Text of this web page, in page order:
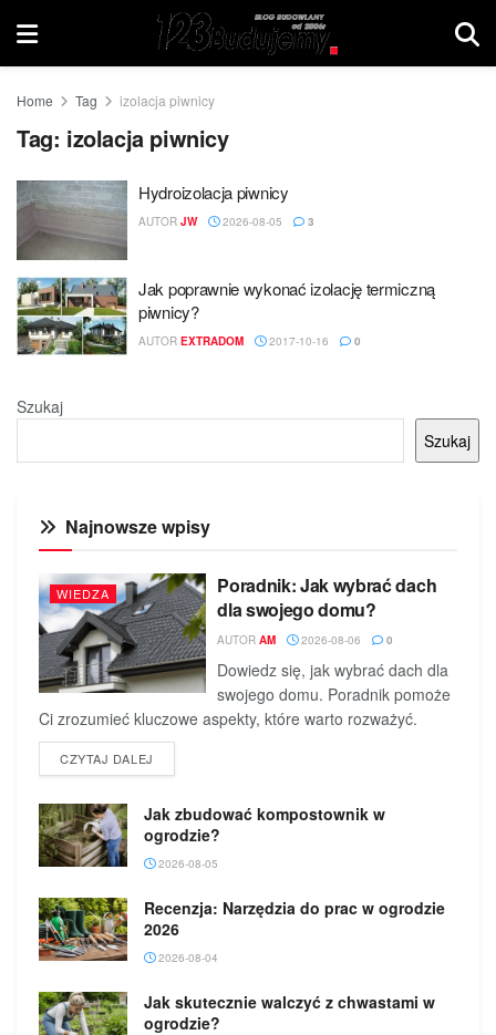
Home Tag izolacja piwnicy
Tag: izolacja piwnicy
Hydroizolacja piwnicy
AUTOR JW 2026-08-05 3
Jak poprawnie wykonać izolację termiczną
piwnicy?
AUTOR EXTRADOM 2017-10-16 0
Szukaj
Szukaj
Najnowsze wpisy
WIEDZA
Poradnik: Jak wybrać dach
dla swojego domu?
AUTOR AM 2026-08-06 0
Dowiedz się, jak wybrać dach dla
swojego domu. Poradnik pomoże
Ci zrozumieć kluczowe aspekty, które warto rozważyć.
CZYTAJ DALEJ
Jak zbudować kompostownik w
ogrodzie?
2026-08-05
Recenzja: Narzędzia do prac w ogrodzie
2026
2026-08-04
Jak skutecznie walczyć z chwastami w
ogrodzie?